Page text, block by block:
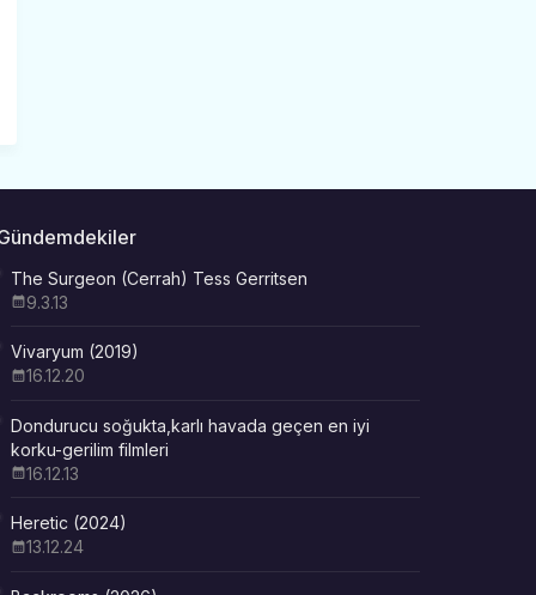
The Surgeon (Cerrah) Tess Gerritsen
9.3.13
Vivaryum (2019)
16.12.20
Dondurucu soğukta,karlı havada geçen en iyi
korku-gerilim filmleri
16.12.13
Heretic (2024)
13.12.24